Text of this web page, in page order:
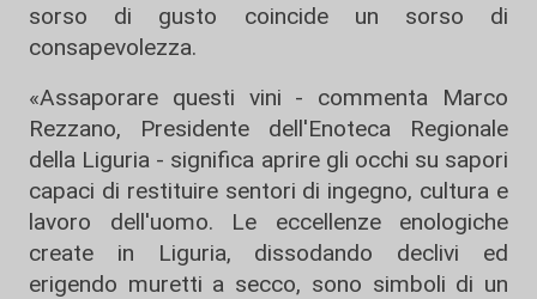
sorso di gusto coincide un sorso di
consapevolezza.
«Assaporare questi vini - commenta Marco
Rezzano, Presidente dell'Enoteca Regionale
della Liguria - significa aprire gli occhi su sapori
capaci di restituire sentori di ingegno, cultura e
lavoro dell'uomo. Le eccellenze enologiche
create in Liguria, dissodando declivi ed
erigendo muretti a secco, sono simboli di un